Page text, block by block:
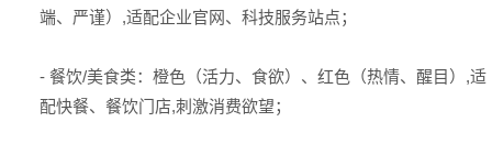
端、严谨）,适配企业官网、科技服务站点；
- 餐饮/美食类：橙色（活力、食欲）、红色（热情、醒目）,适
配快餐、餐饮门店,刺激消费欲望；